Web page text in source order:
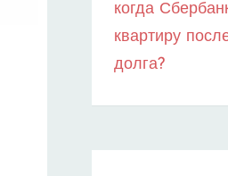
когда
квартиру
долга?